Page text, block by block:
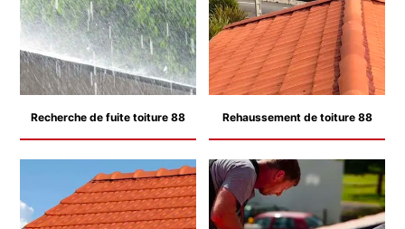
Recherche de fuite toiture 88 Rehaussement de toiture 88